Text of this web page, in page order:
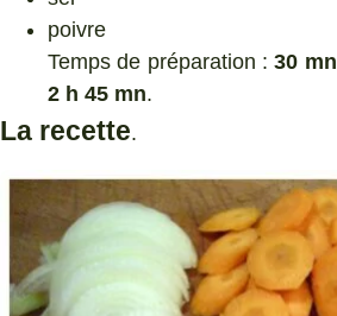
poivre
Temps de préparation :30 mn
2 h 45 mn.
La recette.